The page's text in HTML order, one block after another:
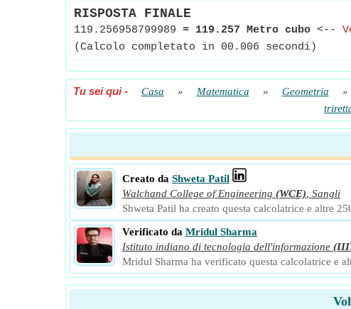
RISPOSTA FINALE
119.256958799989 ≈ 119.257 Metro cubo <--
(Calcolo completato in 00.006 secondi)
Tu sei qui- Casa » Matematica » Geometria »
Creato da Shweta Patil
Walchand College of Engineering (WCE) Sangli
Shweta Patil ha creato questa calcolatrice e altre
Verificato da Mridul Sharma
Istituto indiano di tecnologia dell'informazione
Mridul Sharma ha verificato questa calcolatrice e